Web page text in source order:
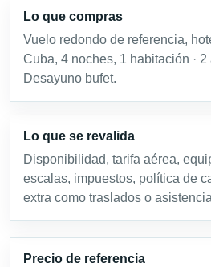
Lo que compras
Vuelo redondo de referencia,
Cuba, 4 noches, 1 habitación ·
Desayuno bufet.
Lo que se revalida
Disponibilidad, tarifa aérea,
escalas, impuestos, política de
extra como traslados o
Precio de referencia